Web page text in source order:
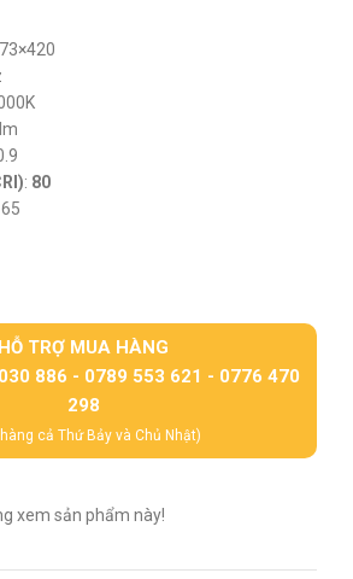
: 80
65
HỖ TRỢ MUA HÀNG
886 - 0789 553 621 - 0776 470
298
cả Thứ Bảy và Chủ Nhật)
xem sản phẩm này!